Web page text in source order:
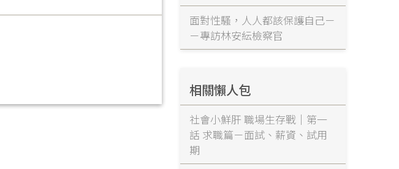
面對性騷，人人都該保護自己－
－專訪林安紜檢察官
相關懶人包
社會小鮮肝 職場生存戰｜第一
話 求職篇－面試、薪資、試用
期